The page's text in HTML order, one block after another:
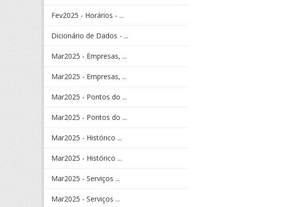
Fev2025 - Horários - ...
Dicionário de Dados - ...
Mar2025 - Empresas, ...
Mar2025 - Empresas, ...
Mar2025 - Pontos do ...
Mar2025 - Pontos do ...
Mar2025 - Histórico ...
Mar2025 - Histórico ...
Mar2025 - Serviços ...
Mar2025 - Serviços ...